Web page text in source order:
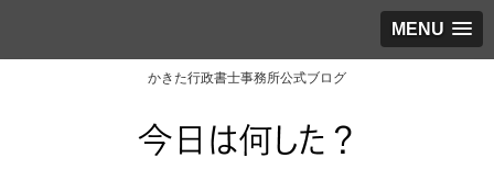
MENU
かきた行政書士事務所公式ブログ